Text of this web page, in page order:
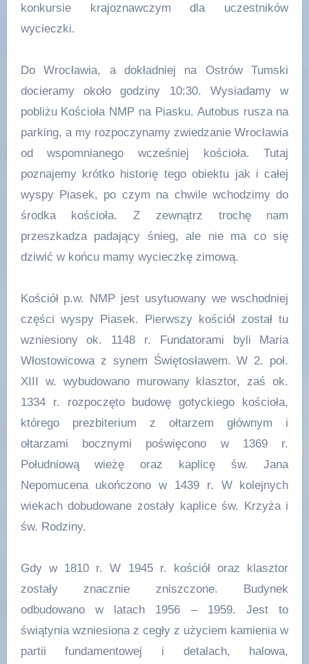
konkursie krajoznawczym dla uczestników
wycieczki.
Do Wrocławia, a dokładniej na Ostrów Tumski
docieramy około godziny 10:30. Wysiadamy w
pobliżu Kościoła NMP na Piasku. Autobus rusza na
parking, a my rozpoczynamy zwiedzanie Wrocławia
od wspomnianego wcześniej kościoła. Tutaj
poznajemy krótko historię tego obiektu jak i całej
wyspy Piasek, po czym na chwile wchodzimy do
środka kościoła. Z zewnątrz trochę nam
przeszkadza padający śnieg, ale nie ma co się
dziwić w końcu mamy wycieczkę zimową.
Kościół p.w. NMP jest usytuowany we wschodniej
części wyspy Piasek. Pierwszy kościół został tu
wzniesiony ok. 1148 r. Fundatorami byli Maria
Włostowicowa z synem Świętosławem. W 2. poł.
XIII w. wybudowano murowany klasztor, zaś ok.
1334 r. rozpoczęto budowę gotyckiego kościoła,
którego prezbiterium z ołtarzem głównym i
ołtarzami bocznymi poświęcono w 1369 r.
Południową wieżę oraz kaplicę św. Jana
Nepomucena ukończono w 1439 r. W kolejnych
wiekach dobudowane zostały kaplice św. Krzyża i
św. Rodziny.
Gdy w 1810 r. W 1945 r. kościół oraz klasztor
zostały znacznie zniszczone. Budynek
odbudowano w latach 1956 – 1959. Jest to
świątynia wzniesiona z cegły z użyciem kamienia w
partii fundamentowej i detalach, halowa,